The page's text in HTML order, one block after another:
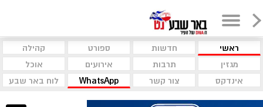
ראשי חדשות ספורט
קהילה
מגזין
תרבות אירועים
אוכל
אינדקס
צור קשר WhatsApp לוח באר שבע